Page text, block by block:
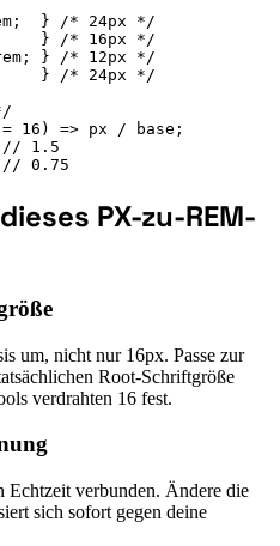
} /* 24px */
} /* 16px */
} /* 12px */
} /* 24px */
= 16) => px / base;
// 1.5
// 0.75
PX-zu-REM-
um, nicht nur 16px. Passe zur
Root-Schriftgröße
verdrahten 16 fest.
verbunden. Ändere die
sich sofort gegen deine